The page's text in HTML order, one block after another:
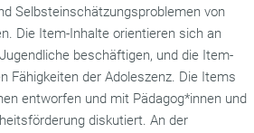
Selbsteinschätzungsproblemen von
Die Item-Inhalte orientieren sich an
beschäftigen, und die Item-
Fähigkeiten der Adoleszenz. Die Items
entworfen und mit Pädagog*innen und
diskutiert. An der